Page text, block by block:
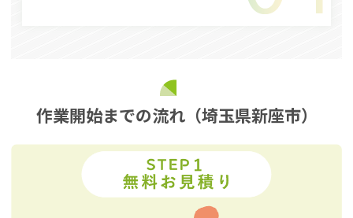
作業開始までの流れ（埼玉県新座市）